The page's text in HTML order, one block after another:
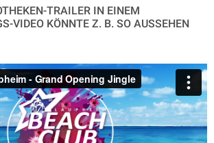
TRAILER IN EINEM
VIDEO KÖNNTE Z. B. SO AUSSEHEN